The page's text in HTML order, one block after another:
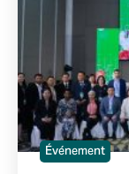
Événement